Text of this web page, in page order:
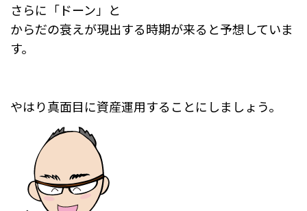
さらに「ドーン」と
からだの衰えが現出する時期が来ると予想していま
す。
やはり真面目に資産運用することにしましょう。